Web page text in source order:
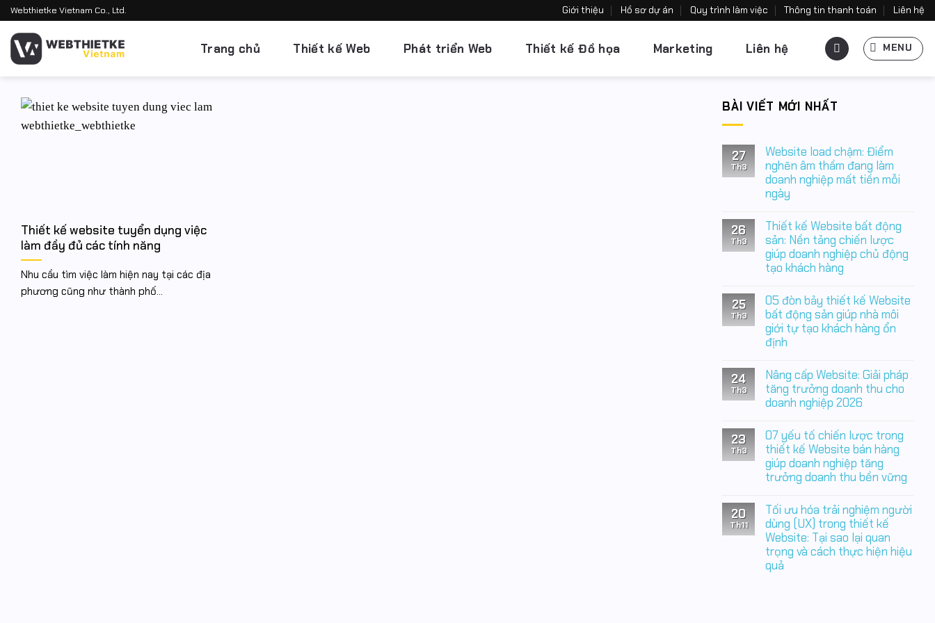
Bỏ
nội
dung
Webthietke Vietnam Co., Ltd. Giới thiệu Hồ sơ dự án Quy trình làm việc Thông tin thanh toán Liên hệ
Trang chủ Thiết kế Web Phát triển Web Thiết kế Đồ họa Marketing Liên hệ MENU
Thiết kế website tuyển dụng việc
làm đầy đủ các tính năng
Nhu cầu tìm việc làm hiện nay tại các địa
phương cũng như thành phố...
BÀI VIẾT MỚI NHẤT
27
Th3
Website load chậm: Điểm
nghẽn âm thầm đang làm
doanh nghiệp mất tiền mỗi
ngày
bình
luận
ở
Website
load
chậm:
nghẽn
âm
thầm
đang
làm
doanh
tiền
mỗi
ngày
26
Th3
Thiết kế Website bất động
sản: Nền tảng chiến lược
giúp doanh nghiệp chủ động
tạo khách hàng
bình
luận
ở
Thiết
kế
Website
động
sản:
Nền
tảng
chiến
giúp
doanh
nghiệp
chủ
động
tạo
25
Th3
05 đòn bảy thiết kế Website
bất động sản giúp nhà môi
giới tự tạo khách hàng ổn
định
bình
luận
ở
05
thiết
kế
Website
bất
động
sản
nhà
môi
giới
tự
tạo
khách
hàng
ổn
24
Th3
Nâng cấp Website: Giải pháp
tăng trưởng doanh thu cho
doanh nghiệp 2026
bình
luận
ở
Nâng
cấp
pháp
tăng
trưởng
doanh
thu
cho
doanh
nghiệp
23
Th3
07 yếu tố chiến lược trong
thiết kế Website bán hàng
giúp doanh nghiệp tăng
trưởng doanh thu bền vững
bình
luận
ở
07
yếu
chiến
20
Th11
Tối ưu hóa trải nghiệm người
dùng (UX) trong thiết kế
Website: Tại sao lại quan
trọng và cách thực hiện hiệu
quả